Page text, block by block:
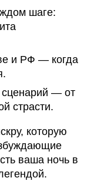
шаге:
и РФ — когда
— от
страсти.
которую
ваша ночь в